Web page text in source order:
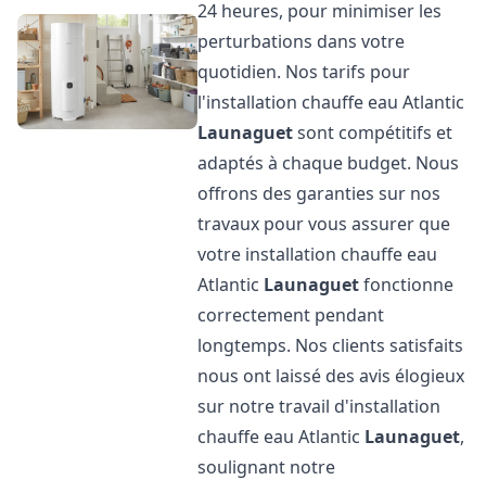
24 heures, pour minimiser les
perturbations dans votre
quotidien. Nos tarifs pour
l'installation chauffe eau Atlantic
Launaguetsont compétitifs et
adaptés à chaque budget. Nous
offrons des garanties sur nos
travaux pour vous assurer que
votre installation chauffe eau
Atlantic Launaguetfonctionne
correctement pendant
longtemps. Nos clients satisfaits
nous ont laissé des avis élogieux
sur notre travail d'installation
chauffe eau Atlantic Launaguet,
soulignant notre